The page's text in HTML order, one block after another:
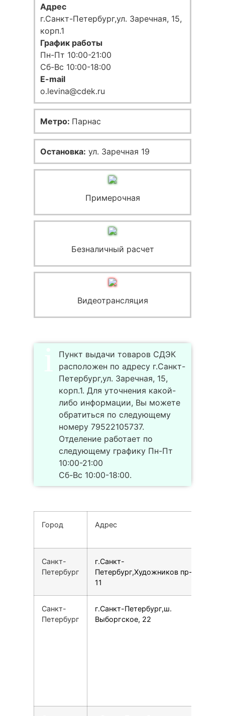
Адрес
г.Санкт-Петербург,ул. Заречная, 15,
корп.1
График работы
Пн-Пт 10:00-21:00
Сб-Вс 10:00-18:00
E-mail
o.levina@cdek.ru
Метро: Парнас
Остановка: ул. Заречная 19
Примерочная
Безналичный расчет
Видеотрансляция
Пункт выдачи товаров СДЭК
расположен по адресу г.Санкт-
Петербург,ул. Заречная, 15,
корп.1. Для уточнения какой-
либо информации, Вы можете
обратиться по следующему
номеру 79522105737.
Отделение работает по
следующему графику Пн-Пт
10:00-21:00
Сб-Вс 10:00-18:00.
Город Адрес
Санкт-
Петербург
г.Санкт-
Петербург,Художников пр-т,
11
Санкт-
Петербург
г.Санкт-Петербург,ш.
Выборгское, 22